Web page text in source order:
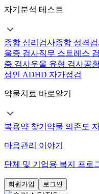
자기분석 테스트
종합 심리검사종합 성격
울증 검사직무 스트레스
증 검사우울 유형 검사공
성인 ADHD 자가점검
약물치료 바로알기
복용약 찾기 약물 의존도
마음관리 이야기
단체 및 기업용 복지 프로
회원가입 로그인